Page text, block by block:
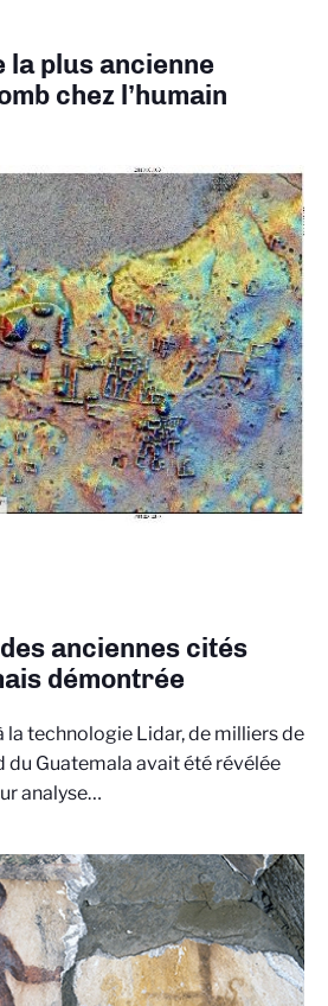
la plus ancienne
chez l’humain
anciennes cités
démontrée
la technologie Lidar, de milliers de
du Guatemala avait été révélée
analyse…